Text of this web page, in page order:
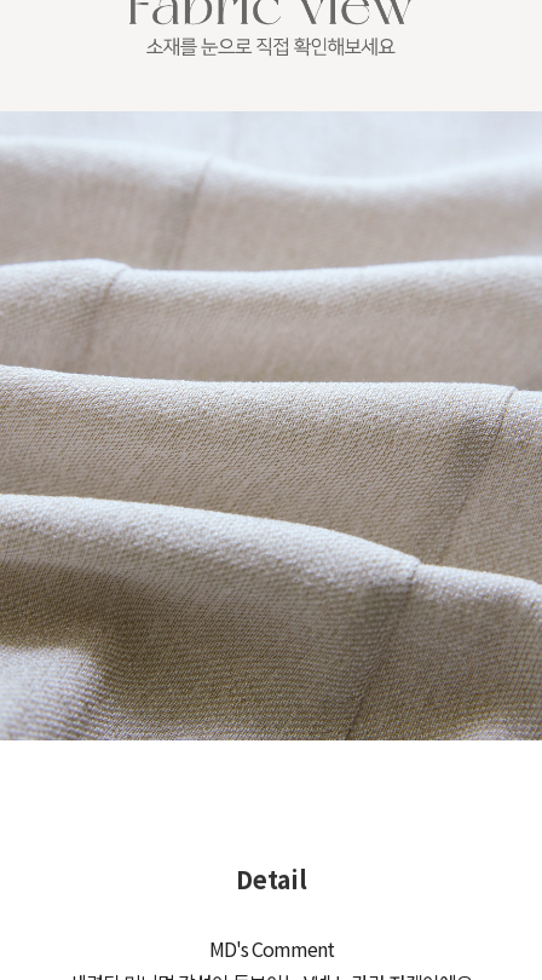
Detail
MD's Comment